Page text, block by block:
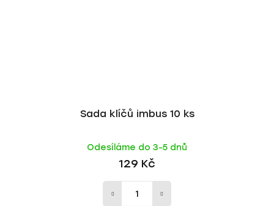
Sada klíčů imbus 10 ks
Odesíláme do 3-5 dnů
129 Kč